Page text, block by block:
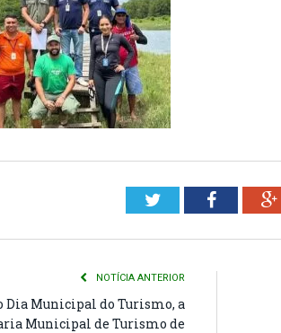
Twitter
NOTÍCIA ANTERIOR
Dia Municipal do Turismo, a
Municipal de Turismo de